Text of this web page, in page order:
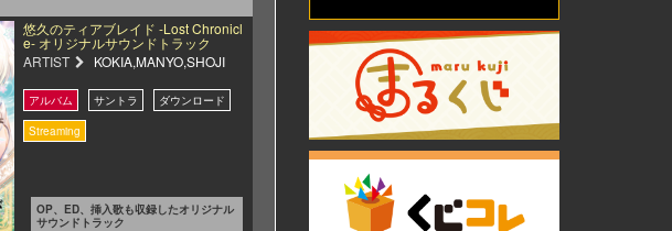
悠久のティアブレイド -Lost Chronicl
e- オリジナルサウンドトラック
ARTIST
KOKIA,MANYO,SHOJI
OP、ED、挿入歌も収録したオリジナル
サウンドトラック